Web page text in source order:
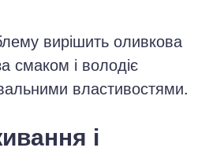
вирішить оливкова
смаком і володіє
властивостями.
і